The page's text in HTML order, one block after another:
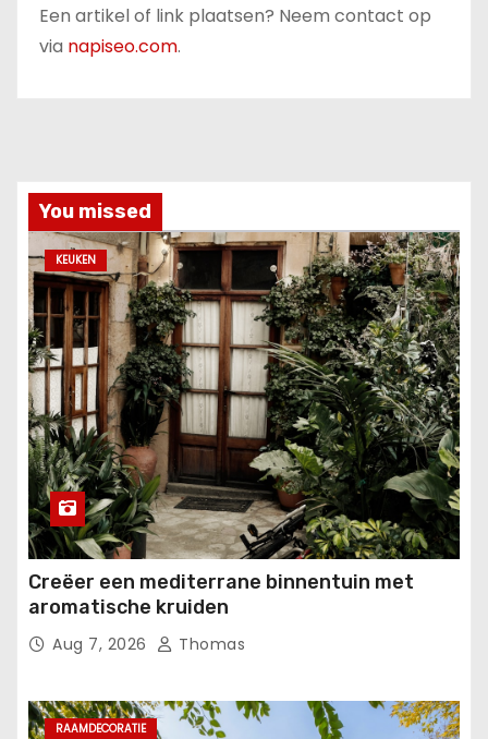
Een artikel of link plaatsen? Neem contact op
via napiseo.com.
You missed
KEUKEN
Creëer een mediterrane binnentuin met
aromatische kruiden
Aug 7, 2026 Thomas
RAAMDECORATIE